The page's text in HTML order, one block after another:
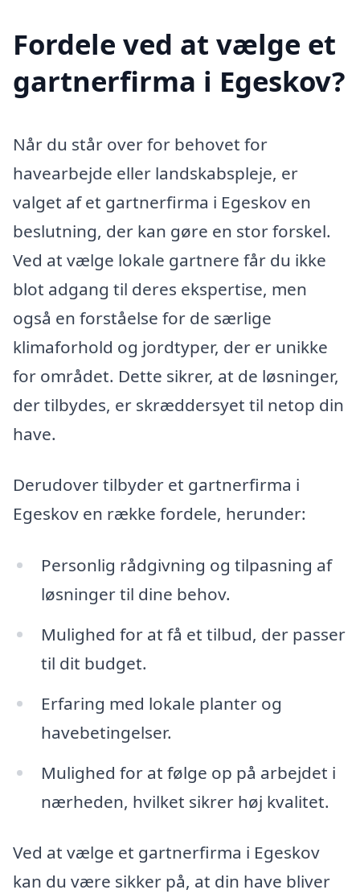
Fordele ved at vælge et
gartnerfirma i Egeskov?
Når du står over for behovet for
havearbejde eller landskabspleje, er
valget af et gartnerfirma i Egeskov en
beslutning, der kan gøre en stor forskel.
Ved at vælge lokale gartnere får du ikke
blot adgang til deres ekspertise, men
også en forståelse for de særlige
klimaforhold og jordtyper, der er unikke
for området. Dette sikrer, at de løsninger,
der tilbydes, er skræddersyet til netop din
have.
Derudover tilbyder et gartnerfirma i
Egeskov en række fordele, herunder:
Personlig rådgivning og tilpasning af
løsninger til dine behov.
Mulighed for at få et tilbud, der passer
til dit budget.
Erfaring med lokale planter og
havebetingelser.
Mulighed for at følge op på arbejdet i
nærheden, hvilket sikrer høj kvalitet.
Ved at vælge et gartnerfirma i Egeskov
kan du være sikker på, at din have bliver